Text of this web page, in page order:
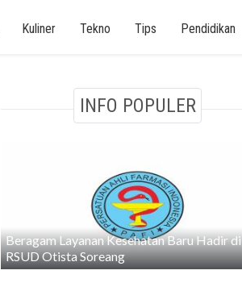
Kuliner Tekno Tips Pendidikan
INFO POPULER
Beragam Layanan Kesehatan Baru Hadir di
RSUD Otista Soreang